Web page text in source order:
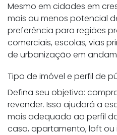
Mesmo em cidades em
mais ou menos potencial
preferência para regiões
comerciais, escolas, vias
de urbanização em
Tipo de imóvel e perfil de
Defina seu objetivo:
revender. Isso ajudará a
mais adequado ao perfil
casa, apartamento, loft